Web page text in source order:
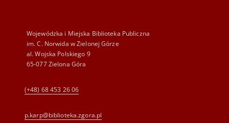
Wojewódzka i Miejska Biblioteka Publiczna
im. C. Norwida w Zielonej Górze
al. Wojska Polskiego 9
65-077 Zielona Góra
(+48) 68 453 26 06
p.karp@biblioteka.zgora.pl